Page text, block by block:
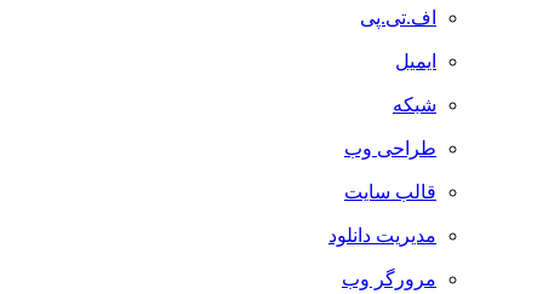
اف.تی.پی
ایمیل
شبکه
طراحی وب
قالب سایت
مدیریت دانلود
مرورگر وب